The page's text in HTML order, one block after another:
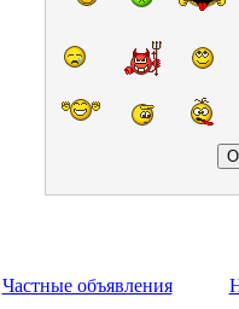
Частные объявления